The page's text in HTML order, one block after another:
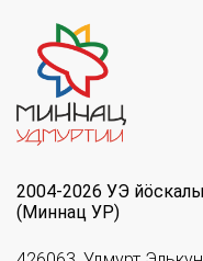
2004-2026 УЭ
(Миннац УР)